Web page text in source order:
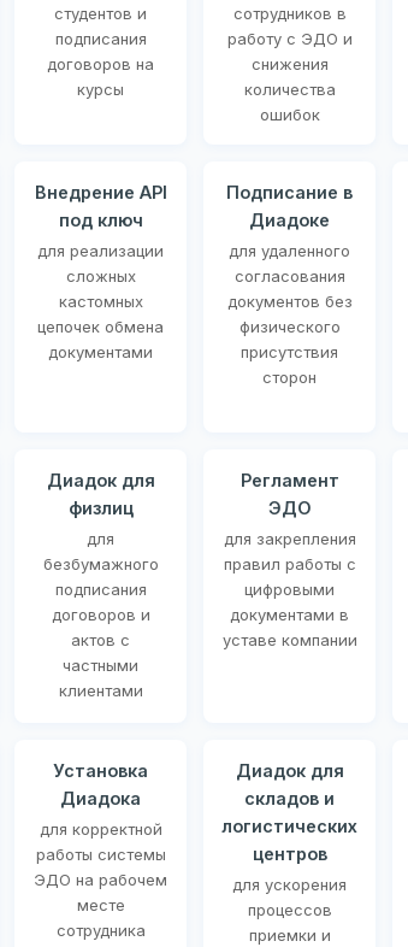
студентов и
подписания
договоров на
курсы
сотрудников в
работу с ЭДО и
снижения
количества
ошибок
Внедрение API
под ключ
для реализации
сложных
кастомных
цепочек обмена
документами
Подписание в
Диадоке
для удаленного
согласования
документов без
физического
присутствия
сторон
Диадок для
физлиц
для
безбумажного
подписания
договоров и
актов с
частными
клиентами
Регламент
ЭДО
для закрепления
правил работы с
цифровыми
документами в
уставе компании
Установка
Диадока
для корректной
работы системы
ЭДО на рабочем
месте
сотрудника
Диадок для
складов и
логистических
центров
для ускорения
процессов
приемки и